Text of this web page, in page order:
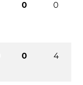
0 0
0 4